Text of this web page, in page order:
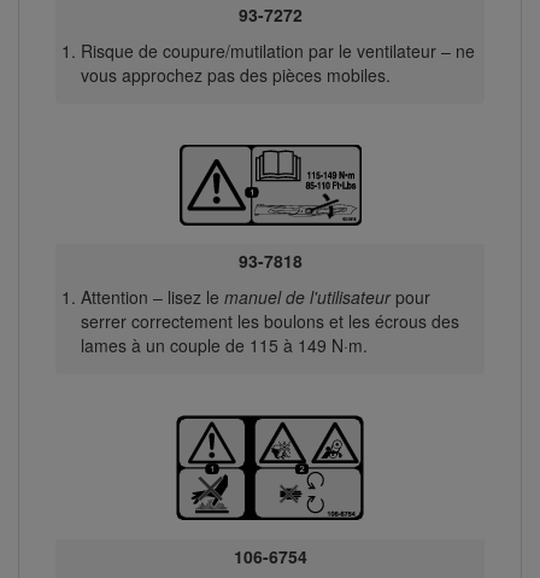
93-7272
Risque de coupure/mutilation par le ventilateur – ne
vous approchez pas des pièces mobiles.
93-7818
Attention – lisez le manuel de l'utilisateurpour
serrer correctement les boulons et les écrous des
lames à un couple de 115 à 149 N·m.
106-6754